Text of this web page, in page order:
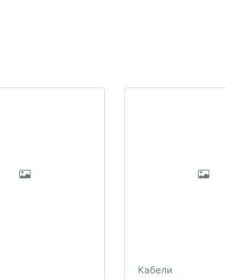
Кабели